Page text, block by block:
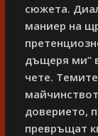
сюжета.
маниер на
дъщеря ми”
чете.
доверието,
превръщат